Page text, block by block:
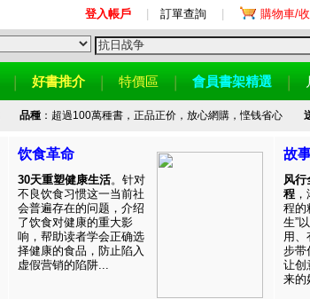
登入帳戶 訂單查詢 購物車/
好書推介 特價區 會員書架精選
品種：超過100萬種書，正品正价，放心網購，悭钱省心
饮食革命
30天重塑健康生活。针对
不良饮食习惯这一当前社
会普遍存在的问题，介绍
了饮食对健康的重大影
响，帮助读者学会正确选
择健康的食品，防止陷入
虚假营销的陷阱...
故
风行
程
程的
生”
用、
步带
让创
来